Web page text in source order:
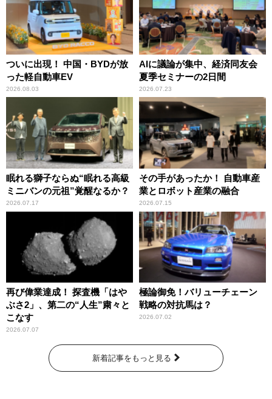
ついに出現！ 中国・BYDが放
った軽自動車EV
2026.08.03
AIに議論が集中、経済同友会
夏季セミナーの2日間
2026.07.23
眠れる獅子ならぬ“眠れる高級
ミニバンの元祖”覚醒なるか？
2026.07.17
その手があったか！ 自動車産
業とロボット産業の融合
2026.07.15
再び偉業達成！ 探査機「はや
ぶさ2」、第二の“人生”粛々と
こなす
2026.07.07
極論御免！バリューチェーン
戦略の対抗馬は？
2026.07.02
新着記事をもっと見る